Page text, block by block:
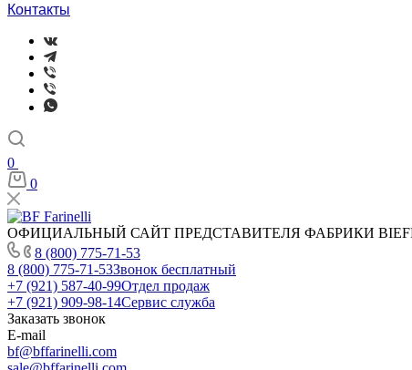
Контакты
0
0
ОФИЦИАЛЬНЫЙ САЙТ ПРЕДСТАВИТЕЛЯ ФАБРИКИ
8 (800) 775-71-53
8 (800) 775-71-53Звонок бесплатный
+7 (921) 587-40-99Отдел продаж
+7 (921) 909-98-14Сервис служба
Заказать звонок
E-mail
bf@bffarinelli.com